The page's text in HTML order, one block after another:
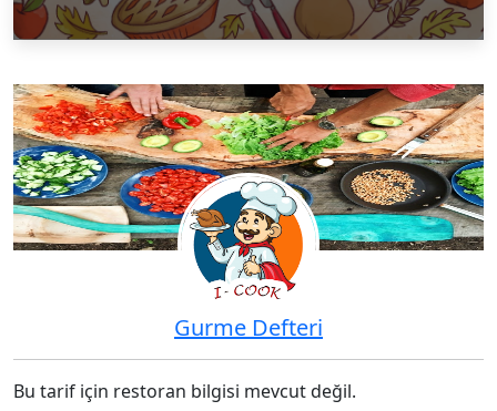
Gurme Defteri
Bu tarif için restoran bilgisi mevcut değil.